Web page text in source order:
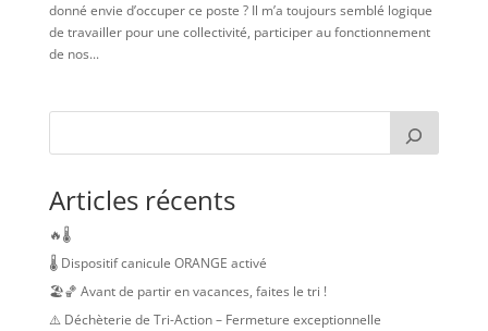
donné envie d’occuper ce poste ? Il m’a toujours semblé logique
de travailler pour une collectivité, participer au fonctionnement
de nos...
Articles récents
🔥🌡️
🌡️ Dispositif canicule ORANGE activé
🏖️🏀 Avant de partir en vacances, faites le tri !
⚠️ Déchèterie de Tri-Action – Fermeture exceptionnelle